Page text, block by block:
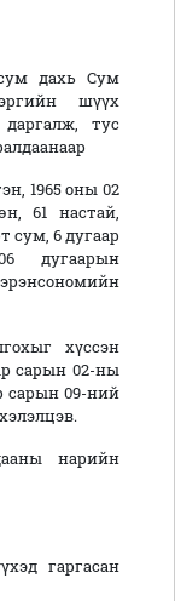
дахь Сум
шүүх
тус
1965 оны 02
61 настай,
сум, 6 дугаар
дугаарын
хүссэн
сарын 02-ны
сарын 09-ний
нарийн
гаргасан